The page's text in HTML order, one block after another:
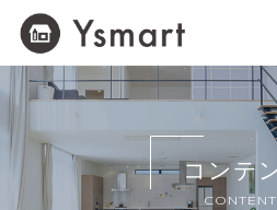
ホーム
当社につ
事業内
コンテ